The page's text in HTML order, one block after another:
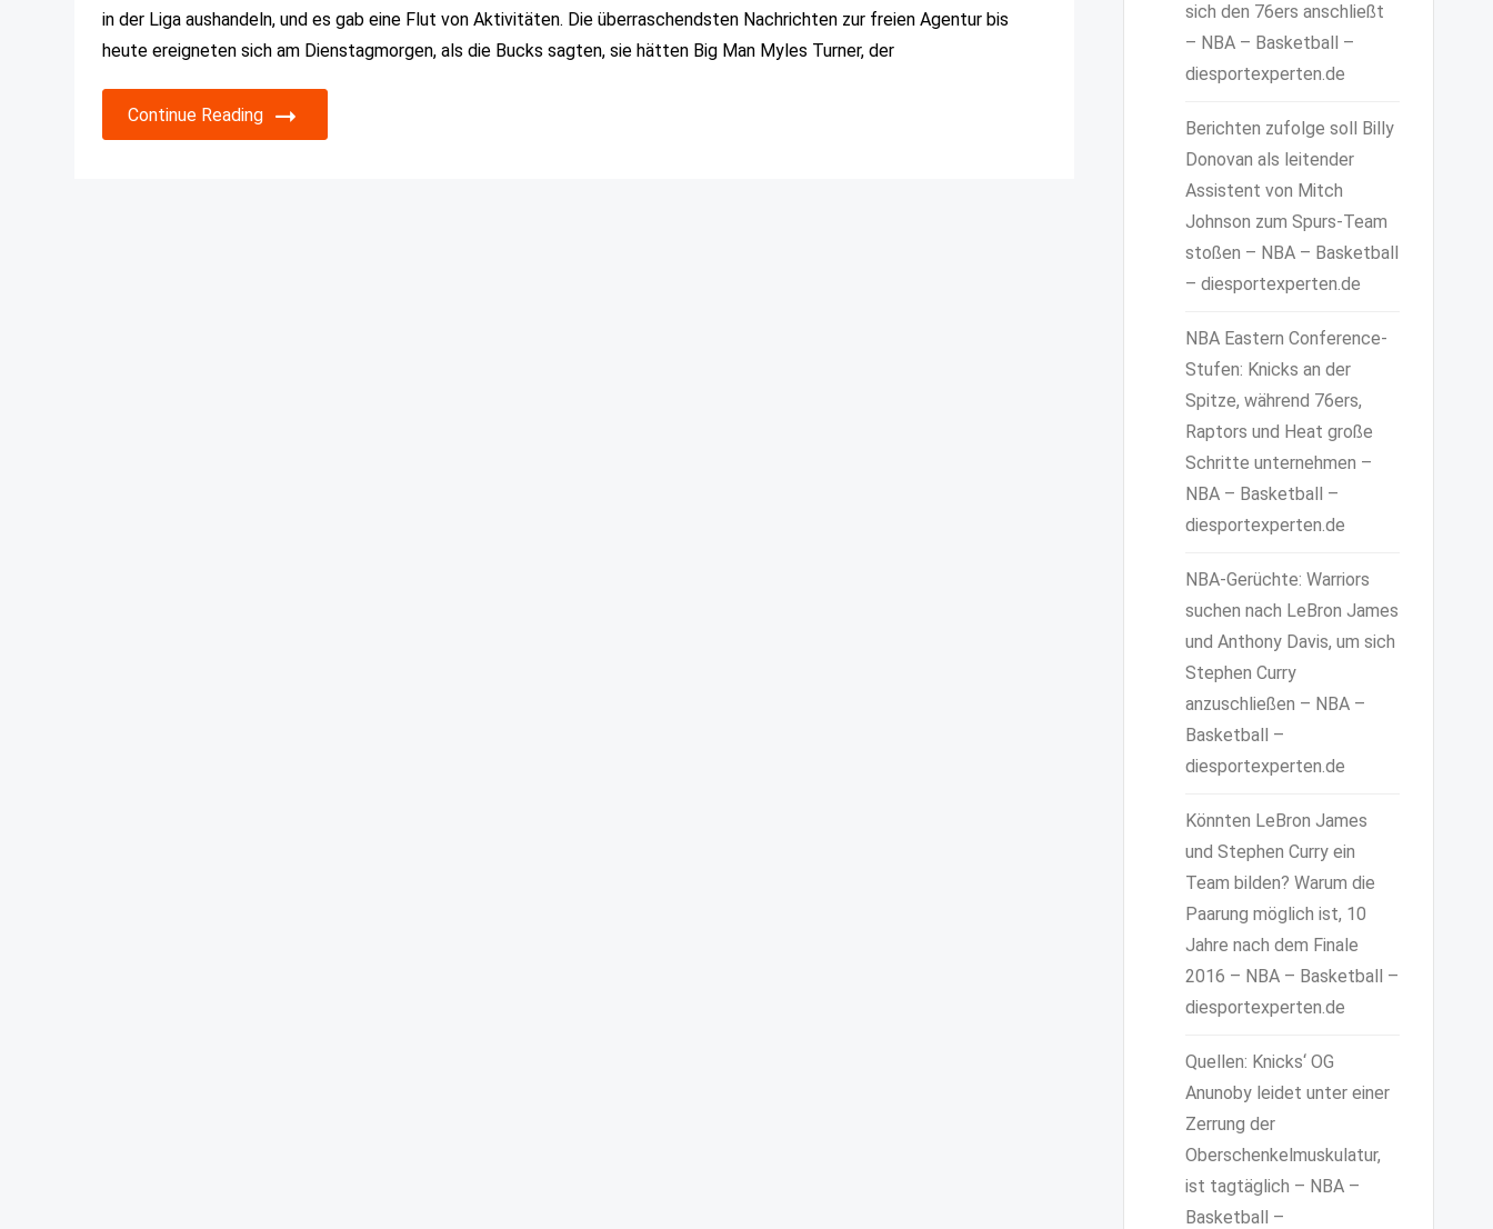
in der Liga aushandeln, und es gab eine Flut von Aktivitäten. Die überraschendsten Nachrichten zur freien Agentur bis
heute ereigneten sich am Dienstagmorgen, als die Bucks sagten, sie hätten Big Man Myles Turner, der
Continue Reading
sich den 76ers anschließt
– NBA – Basketball –
diesportexperten.de
Berichten zufolge soll Billy
Donovan als leitender
Assistent von Mitch
Johnson zum Spurs-Team
stoßen – NBA – Basketball
– diesportexperten.de
NBA Eastern Conference-
Stufen: Knicks an der
Spitze, während 76ers,
Raptors und Heat große
Schritte unternehmen –
NBA – Basketball –
diesportexperten.de
NBA-Gerüchte: Warriors
suchen nach LeBron James
und Anthony Davis, um sich
Stephen Curry
anzuschließen – NBA –
Basketball –
diesportexperten.de
Könnten LeBron James
und Stephen Curry ein
Team bilden? Warum die
Paarung möglich ist, 10
Jahre nach dem Finale
2016 – NBA – Basketball –
diesportexperten.de
Quellen: Knicks‘ OG
Anunoby leidet unter einer
Zerrung der
Oberschenkelmuskulatur,
ist tagtäglich – NBA –
Basketball –